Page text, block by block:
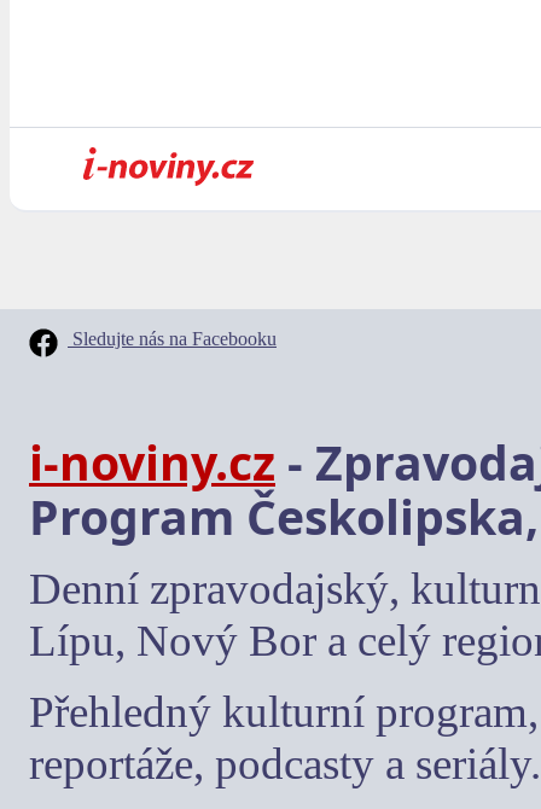
Sledujte nás na Facebooku
i-noviny.cz -
Program
Denní zpravodajský,
Lípu, Nový Bor a celý
Přehledný kulturní
reportáže, podcasty a seriály.